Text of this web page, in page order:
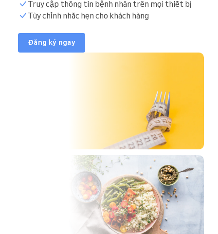
Truy cập thông tin bệnh nhân trên mọi thiết bị
Tùy chỉnh nhắc hẹn cho khách hàng
Đăng ký ngay